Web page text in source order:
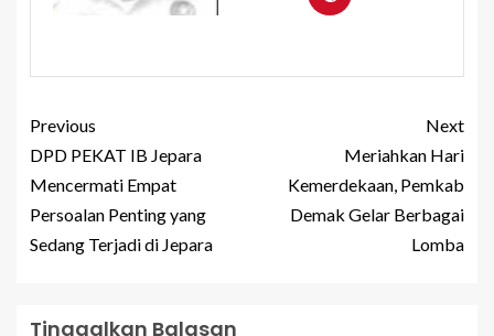
Previous
DPD PEKAT IB Jepara
Mencermati Empat
Persoalan Penting yang
Sedang Terjadi di Jepara
Next
Meriahkan Hari
Kemerdekaan, Pemkab
Demak Gelar Berbagai
Lomba
Tinggalkan Balasan